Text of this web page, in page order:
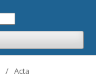
/ Acta